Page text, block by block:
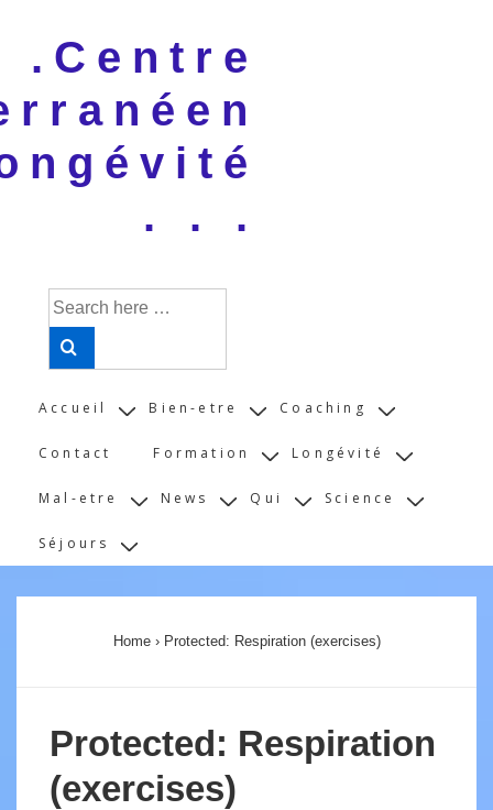
Main
.Centre
. . .
Search
for:
Main
Accueil Bien-etre Coaching
Contact Formation Longévité
Mal-etre News Qui Science
Séjours
Home › Protected: Respiration (exercises)
Protected: Respiration
(exercises)